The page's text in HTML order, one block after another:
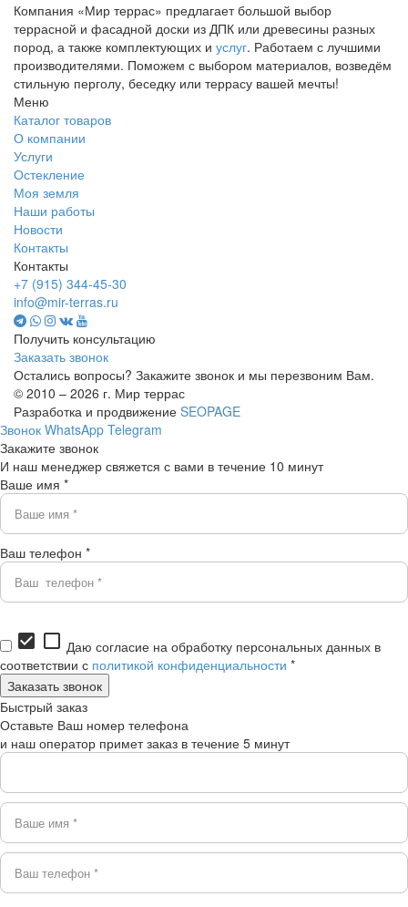
Компания «Мир террас» предлагает большой выбор
террасной и фасадной доски из ДПК или древесины разных
пород, а также комплектующих и услуг. Работаем с лучшими
производителями. Поможем с выбором материалов, возведём
стильную перголу, беседку или террасу вашей мечты!
Меню
Каталог товаров
О компании
Услуги
Остекление
Моя земля
Наши работы
Новости
Контакты
Контакты
+7 (915) 344-45-30
info@mir-terras.ru
Получить консультацию
Заказать звонок
Остались вопросы? Закажите звонок и мы перезвоним Вам.
© 2010 – 2026 г. Мир террас
Разработка и продвижение SEOPAGE
Звонок WhatsApp Telegram
Закажите звонок
И наш менеджер свяжется с вами в течение 10 минут
Ваше имя *
Ваш телефон *
check_box check_box_outline_blank Даю согласие на обработку персональных данных в
соответствии с политикой конфиденциальности *
Быстрый заказ
Оставьте Ваш номер телефона
и наш оператор примет заказ в течение 5 минут